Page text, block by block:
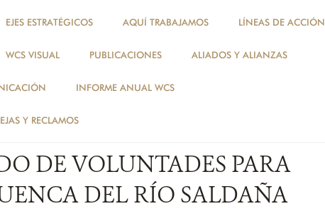
EJES ESTRATÉGICOS AQUÍ TRABAJAMOS LÍNEAS DE ACCIÓN
WCS VISUAL PUBLICACIONES ALIADOS Y ALIANZAS
INFORME ANUAL WCS
Y RECLAMOS
DE VOLUNTADES PARA
DEL RÍO SALDAÑA